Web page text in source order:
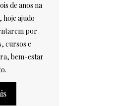
de anos na
hoje ajudo
por
cursos e
bem-estar